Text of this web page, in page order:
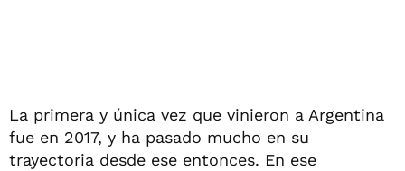
La primera y única vez que vinieron a Argentina
fue en 2017, y ha pasado mucho en su
trayectoria desde ese entonces. En ese